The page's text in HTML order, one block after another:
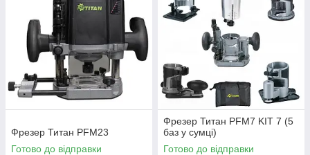
Фрезер Титан PFM23
Готово до відправки
Фрезер Титан PFM7 KIT 7 (5
баз у сумці)
Готово до відправки